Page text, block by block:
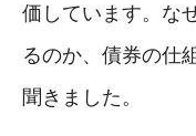
価しています。な
るのか、債券の仕
聞きました。